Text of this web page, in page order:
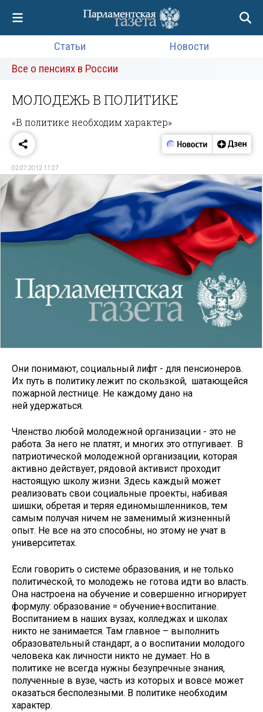
Статьи
Новости
Все о пенсиях в России
МОЛОДЕЖЬ В ПОЛИТИКЕ
«В политике необходим характер»
02.07.2012 11:27
Они понимают, социальный лифт - для пенсионеров.
Их путь в политику лежит по скользкой, шатающейся
пожарной лестнице. Не каждому дано на
ней удержаться.
Членство любой молодежной организации - это не
работа. За него не платят, и многих это отпугивает. В
патриотической молодежной организации, которая
активно действует, рядовой активист проходит
настоящую школу жизни. Здесь каждый может
реализовать свои социальные проекты, набивая
шишки, обретая и теряя единомышленников, тем
самым получая ничем не заменимый жизненный
опыт. Не все на это способны, но этому не учат в
университетах.
Если говорить о системе образования, и не только
политической, то молодежь не готова идти во власть.
Она настроена на обучение и совершенно игнорирует
формулу: образование = обучение+воспитание.
Воспитанием в наших вузах, колледжах и школах
никто не занимается. Там главное – выполнить
образовательный стандарт, а о воспитании молодого
человека как личности никто не думает. Но в
политике не всегда нужны безупречные знания,
полученные в вузе, часть из которых и вовсе может
оказаться бесполезными. В политике необходим
характер.